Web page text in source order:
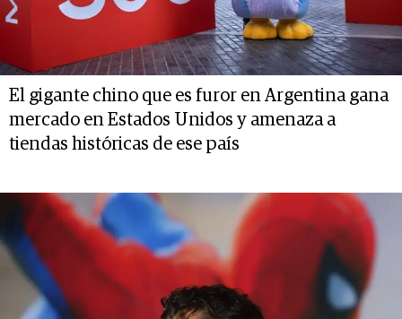
El gigante chino que es furor en Argentina gana
mercado en Estados Unidos y amenaza a
tiendas históricas de ese país